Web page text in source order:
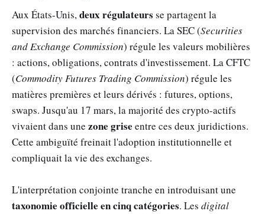
Aux États-Unis,deux régulateurs se partagent la
supervision des marchés financiers. La SEC (Securities
and Exchange Commission) régule les valeurs mobilières
: actions, obligations, contrats d'investissement. La CFTC
(Commodity Futures Trading Commission) régule les
matières premières et leurs dérivés : futures, options,
swaps. Jusqu'au 17 mars, la majorité des crypto-actifs
vivaient dans une zone grise entre ces deux juridictions.
Cette ambiguïté freinait l'adoption institutionnelle et
compliquait la vie des exchanges.
L'interprétation conjointe tranche en introduisant une
taxonomie officielle en cinq catégories. Les digital